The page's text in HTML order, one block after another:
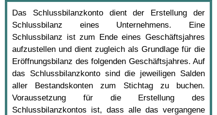
Das Schlussbilanzkonto dient der Erstellung der
Schlussbilanz eines Unternehmens. Eine
Schlussbilanz ist zum Ende eines Geschäftsjahres
aufzustellen und dient zugleich als Grundlage für die
Eröffnungsbilanz des folgenden Geschäftsjahres. Auf
das Schlussbilanzkonto sind die jeweiligen Salden
aller Bestandskonten zum Stichtag zu buchen.
Voraussetzung für die Erstellung des
Schlussbilanzkontos ist, dass alle das vergangene